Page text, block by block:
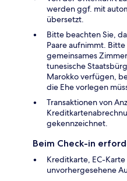
werden ggf. mit
übersetzt.
Bitte beachten Sie,
Paare aufnimmt.
gemeinsames
tunesische
Marokko verfügen,
die Ehe vorlegen
Transaktionen von
gekennzeichnet.
Beim Check-in
Kreditkarte, EC-
unvorhergesehene